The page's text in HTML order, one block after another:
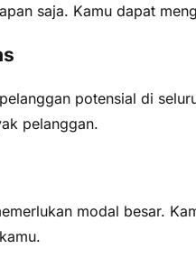
saja. Kamu dapat
potensial di
pelanggan.
modal besar.